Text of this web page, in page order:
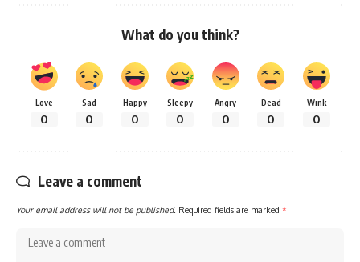
What do you think?
Love
0
Sad
0
Happy
0
Sleepy
0
Angry
0
Dead
0
Wink
0
Leave a comment
Your email address will not be published. Required fields are marked *